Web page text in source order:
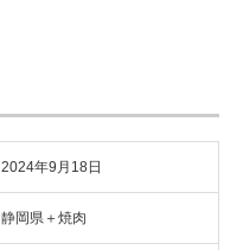
2024年9月18日
静岡県＋焼肉